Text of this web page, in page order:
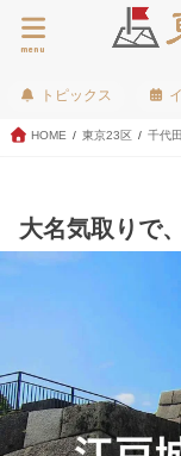
menu
トピックス
HOME 東京23区 千代
大名気取りで